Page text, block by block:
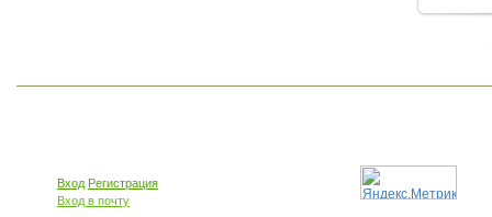
Вход Регистрация
Вход в почту